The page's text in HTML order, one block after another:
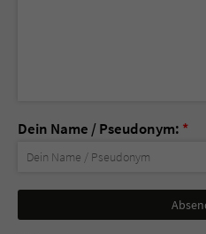
Dein Name / Pseudonym: *
Nicht
ausfüllen!